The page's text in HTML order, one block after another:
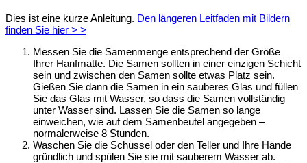
Dies ist eine kurze Anleitung. Den längeren Leitfaden mit Bildern
finden Sie hier > >
Messen Sie die Samenmenge entsprechend der Größe
Ihrer Hanfmatte. Die Samen sollten in einer einzigen Schicht
sein und zwischen den Samen sollte etwas Platz sein.
Gießen Sie dann die Samen in ein sauberes Glas und füllen
Sie das Glas mit Wasser, so dass die Samen vollständig
unter Wasser sind. Lassen Sie die Samen so lange
einweichen, wie auf dem Samenbeutel angegeben –
normalerweise 8 Stunden.
Waschen Sie die Schüssel oder den Teller und Ihre Hände
gründlich und spülen Sie sie mit sauberem Wasser ab.